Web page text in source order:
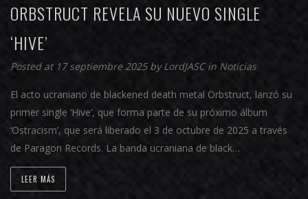
ORBSTRUCT REVELA SU NUEVO SINGLE
‘HIVE’
Posted at 17 septiembre 2025 byLordJASCin Noticias
El acto ucraniano de blackened death metal Orbstruct, lanzó su
primer single ‘Hive’, que forma parte de su próximo álbum
‘Ostracism’, que será liberado el 3 de octubre de 2025 a través
de Paragon Records. La banda ucraniana de black…
LEER MÁS